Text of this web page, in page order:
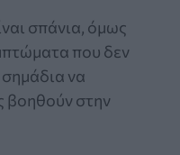
σπάνια, όμως
που δεν
να
βοηθούν στην